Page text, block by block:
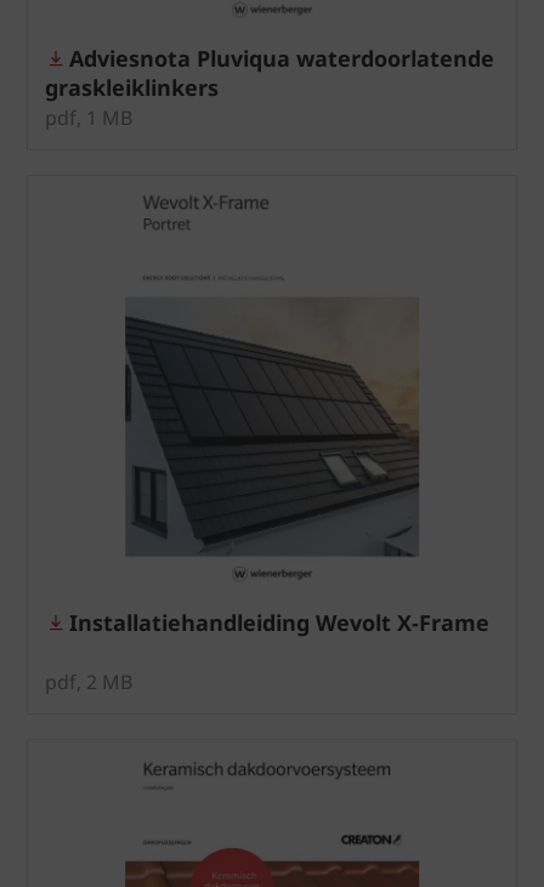
Adviesnota Pluviqua waterdoorlatende
graskleiklinkers
pdf, 1 MB
Installatiehandleiding Wevolt X-Frame
pdf, 2 MB